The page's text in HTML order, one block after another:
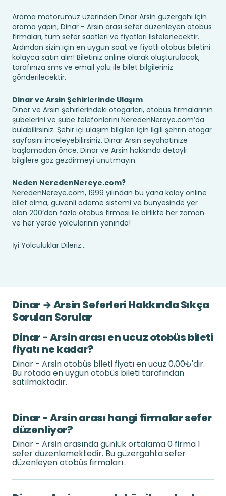
Arama motorumuz üzerinden Dinar Arsin güzergahı için
arama yapın, Dinar - Arsin arası sefer düzenleyen otobüs
firmaları, tüm sefer saatleri ve fiyatları listelenecektir.
Ardından sizin için en uygun saat ve fiyatlı otobüs biletini
kolayca satın alın! Biletiniz online olarak oluşturulacak,
tarafınıza sms ve email yolu ile bilet bilgileriniz
gönderilecektir.
Dinar ve Arsin Şehirlerinde Ulaşım
Dinar ve Arsin şehirlerindeki otogarları, otobüs firmalarının
şubelerini ve şube telefonlarını NeredenNereye.com’da
bulabilirsiniz. Şehir içi ulaşım bilgileri için ilgili şehrin otogar
sayfasını inceleyebilirsiniz. Dinar Arsin seyahatinize
başlamadan önce, Dinar ve Arsin hakkında detaylı
bilgilere göz gezdirmeyi unutmayın.
Neden NeredenNereye.com?
NeredenNereye.com, 1999 yılından bu yana kolay online
bilet alma, güvenli ödeme sistemi ve bünyesinde yer
alan 200’den fazla otobüs firması ile birlikte her zaman
ve her yerde yolcularının yanında!
İyi Yolculuklar Dileriz...
Dinar → Arsin Seferleri Hakkında Sıkça
Sorulan Sorular
Dinar - Arsin arası en ucuz otobüs bileti
fiyatı ne kadar?
Dinar - Arsin otobüs bileti fiyatı en ucuz 0,00₺'dir.
Bu rotada en uygun otobüs bileti tarafından
satılmaktadır.
Dinar - Arsin arası hangi firmalar sefer
düzenliyor?
Dinar - Arsin arasında günlük ortalama 0 firma 1
sefer düzenlemektedir. Bu güzergahta sefer
düzenleyen otobüs firmaları .